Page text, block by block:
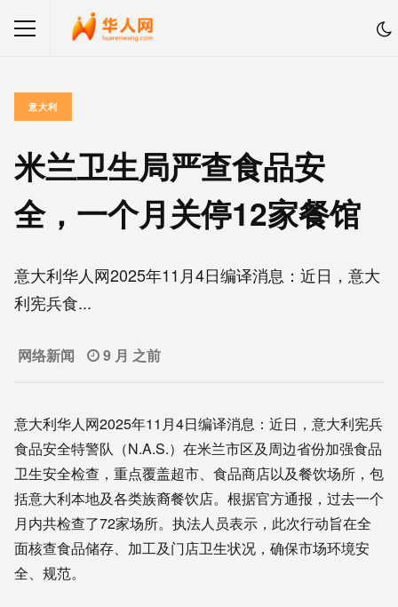
意大利
米兰卫生局严查食品安
全，一个月关停12家餐馆
意大利华人网2025年11月4日编译消息：近日，意大
利宪兵食...
网络新闻 9 月 之前
意大利华人网2025年11月4日编译消息：近日，意大利宪兵
食品安全特警队（N.A.S.）在米兰市区及周边省份加强食品
卫生安全检查，重点覆盖超市、食品商店以及餐饮场所，包
括意大利本地及各类族裔餐饮店。根据官方通报，过去一个
月内共检查了72家场所。执法人员表示，此次行动旨在全
面核查食品储存、加工及门店卫生状况，确保市场环境安
全、规范。